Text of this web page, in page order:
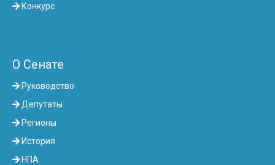
Конкурс
О Сенате
Руководство
Депутаты
Регионы
История
НПА